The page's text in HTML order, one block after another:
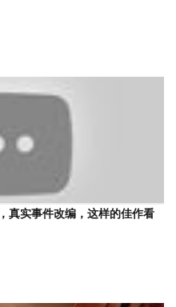
真实事件改编，这样的佳作看